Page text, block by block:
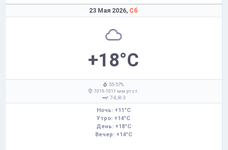
23 Мая 2026, Сб
+18°C
: 55-57%
: 1019-1011 мм рт.ст.
: 7-8,
З
Ночь: +11°C
Утро: +14°C
День: +18°C
Вечер: +14°C